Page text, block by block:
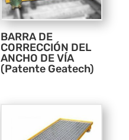
BARRA DE
CORRECCIÓN DEL
ANCHO DE VÍA
(Patente Geatech)